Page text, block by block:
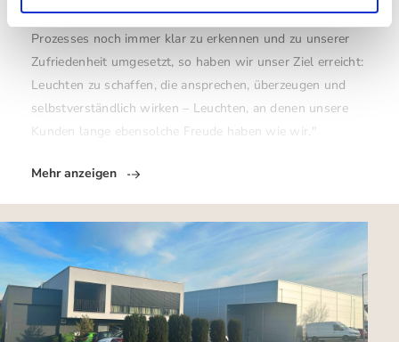
ist und was entfallen kann. Ist die Idee am Ende dieses
Prozesses noch immer klar zu erkennen und zu unserer
Zufriedenheit umgesetzt, so haben wir unser Ziel erreicht:
Leuchten zu schaffen, die ansprechen, überzeugen und
selbstverständlich wirken – Leuchten, an denen unsere
Kunden lange ebensolche Freude haben wie wir."
Mehr anzeigen